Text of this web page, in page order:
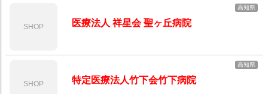
SHOP
高知県
医療法人 祥星会 聖ヶ丘病院
SHOP
高知県
特定医療法人竹下会竹下病院